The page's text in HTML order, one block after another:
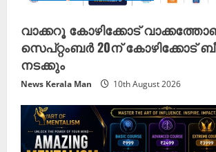
വാക്കറൂ കോഴിക്കോട്
സെപ്റ്റംബർ 20ന് കോഴിക്കോട്
നടക്കും
News Kerala Man 10th August 2026